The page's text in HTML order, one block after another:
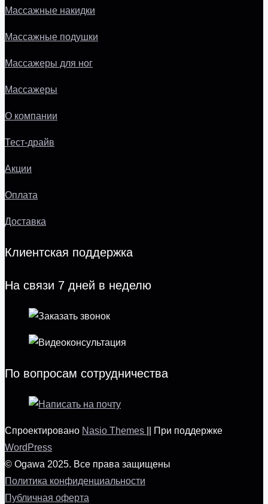
Массажные накидки
Массажные подушки
Массажеры для ног
Массажеры
О компании
Тест-драйв
Акции
Оплата
Доставка
Клиентская поддержка
На связи 7 дней в неделю
По вопросам сотрудничества
Спроектировано Nasio Themes
При поддержке
WordPress
© Ogawa 2025. Все права защищены
Политика конфиденциальности
Публичная оферта